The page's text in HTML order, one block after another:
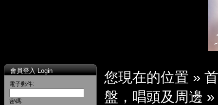
會員登入 Login
電子郵件:
密碼:
您現在的位置 »
盤，唱頭及周邊 »